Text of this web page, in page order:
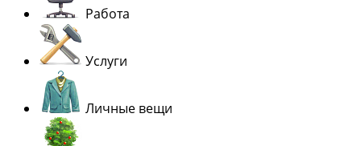
Работа
Услуги
Личные вещи